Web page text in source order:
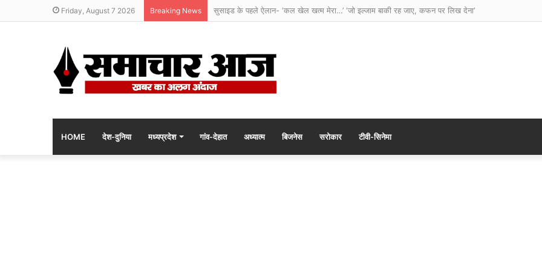
Friday, August 7 2026 Breaking News सुसाइड के पहले ऐलान- ‘कल खेल खत्म मेरा…’ ‘जो इल्जाम बाकी रह जाए, कफन पर लिख देना’
HOME देश-दुनिया मध्यप्रदेश गांव-देहात अध्यात्म बिजनेस सरोकार टीवी-सिनेमा